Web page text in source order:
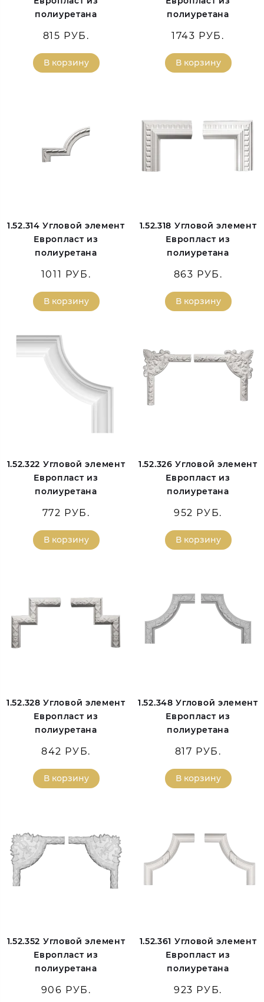
полиуретана
815 РУБ.
В корзину
полиуретана
1743 РУБ.
В корзину
1.52.314 Угловой элемент
Европласт из
полиуретана
1011 РУБ.
В корзину
1.52.318 Угловой элемент
Европласт из
полиуретана
863 РУБ.
В корзину
1.52.322 Угловой элемент
Европласт из
полиуретана
772 РУБ.
В корзину
1.52.326 Угловой элемент
Европласт из
полиуретана
952 РУБ.
В корзину
1.52.328 Угловой элемент
Европласт из
полиуретана
842 РУБ.
В корзину
1.52.348 Угловой элемент
Европласт из
полиуретана
817 РУБ.
В корзину
1.52.352 Угловой элемент
Европласт из
полиуретана
906 РУБ.
1.52.361 Угловой элемент
Европласт из
полиуретана
923 РУБ.